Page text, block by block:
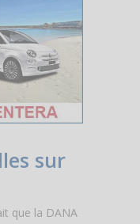
sur
que la DANA